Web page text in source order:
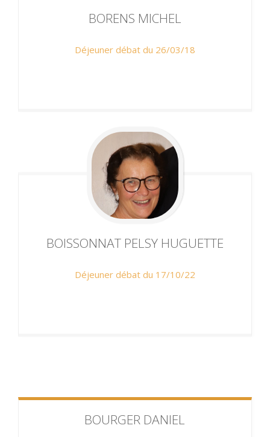
BORENS MICHEL
Déjeuner débat du 26/03/18
BOISSONNAT PELSY HUGUETTE
Déjeuner débat du 17/10/22
BOURGER DANIEL